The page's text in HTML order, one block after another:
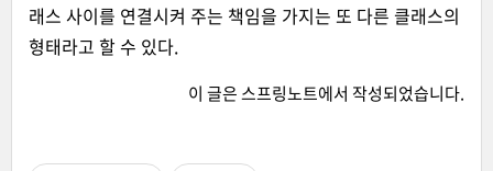
래스 사이를 연결시켜 주는 책임을 가지는 또 다른 클래스의
형태라고 할 수 있다.
이 글은스프링노트에서 작성되었습니다.